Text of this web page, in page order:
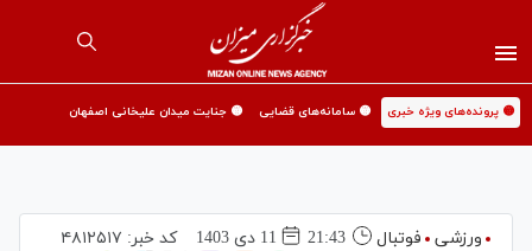
🟡 پرونده‌های ویژه خبری 🟡 سامانه‌های قضایی 🟡 جنایت میدان علیخانی اصفهان
ورزشی فوتبال 21:43 11 دی 1403 کد خبر: ۴۸۱۲۵۱۷